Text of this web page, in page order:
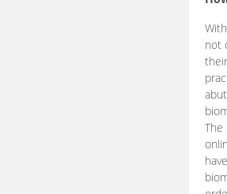
not
The